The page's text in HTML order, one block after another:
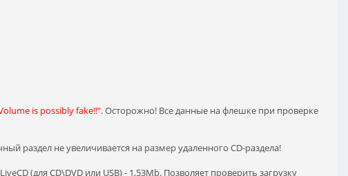
is possiblу fake!!". Осторожно! Все данные на флешке при проверке
раздел не увеличивается на размер удаленного CD-раздела!
(для CD\DVD или USB) - 1,53Mb. Позволяет проверить загрузку